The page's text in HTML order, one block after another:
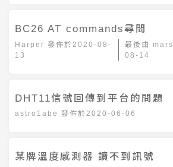
BC26 AT commands尋問
Harper 發佈於 2020-08-
13
最後由 mars
08-14
DHT11信號回傳到平台的問題
astro1abe 發佈於2020-06-06
某牌溫度感測器 讀不到訊號